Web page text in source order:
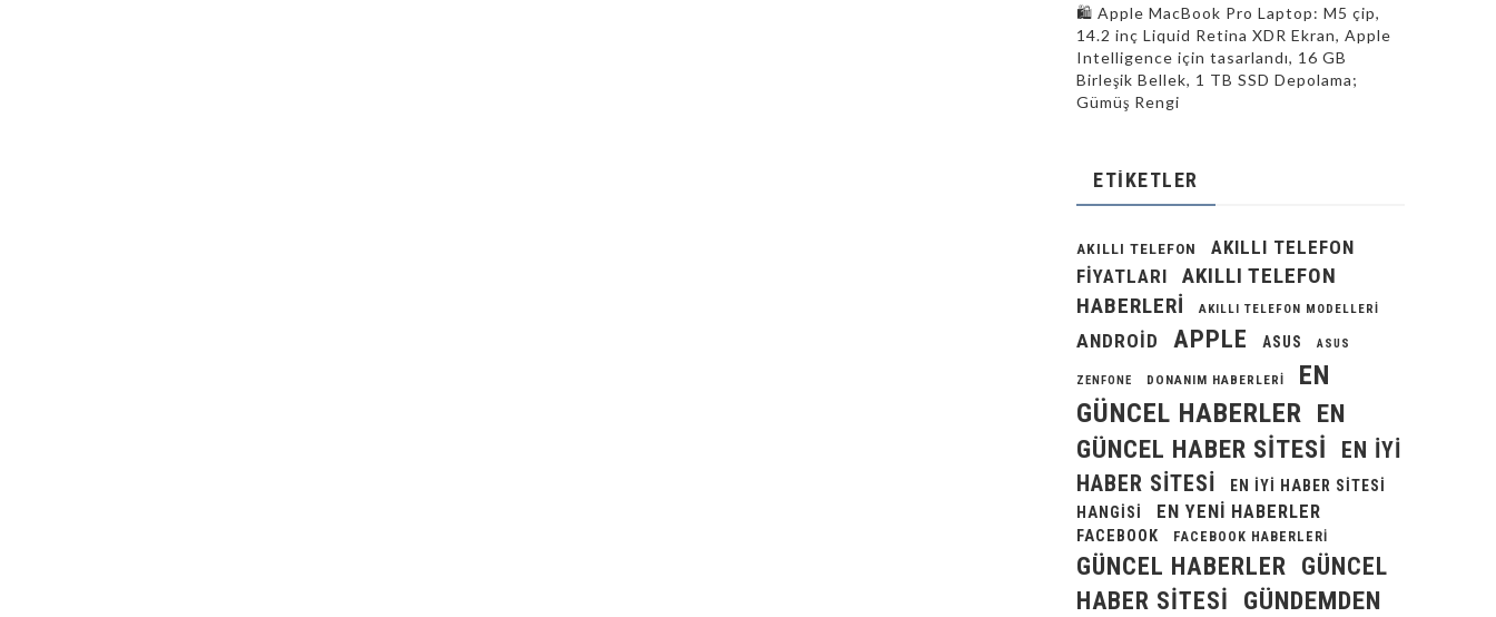
🛍 Apple MacBook Pro Laptop: M5 çip,
14.2 inç Liquid Retina XDR Ekran, Apple
Intelligence için tasarlandı, 16 GB
Birleşik Bellek, 1 TB SSD Depolama;
Gümüş Rengi
ETIKETLER
AKILLI TELEFON
AKILLI TELEFON
FIYATLARI
AKILLI TELEFON
HABERLERI
AKILLI TELEFON MODELLERI
ANDROID APPLE ASUS ASUS
ZENFONE DONANIM HABERLERI
EN
GÜNCEL HABERLER EN
GÜNCEL HABER SITESI
EN IYI
HABER SITESI
EN IYI HABER SITESI
HANGISI
EN YENI HABERLER
FACEBOOK FACEBOOK HABERLERI
GÜNCEL HABERLER
GÜNCEL
HABER SITESI
GÜNDEMDEN